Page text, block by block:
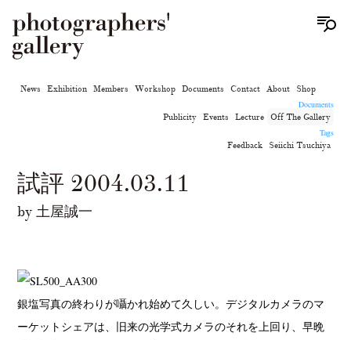
News Exhibition Members Workshop Documents Contact About
Shop
Documents
Publicity Events Lecture Off The Gallery
Tags
Feedback
Seiichi Tsuchiya
試評 2004.03.11
by 土屋誠一
銀塩写真の終わりが囁かれ始めて久しい。デジタルカメラのマ
ーケットシェアは、旧来の光学式カメラのそれを上回り、早晩